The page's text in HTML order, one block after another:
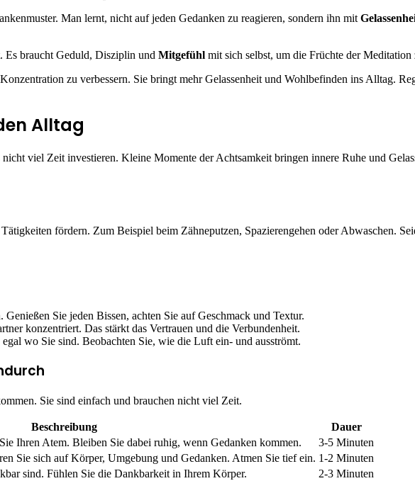
Man lernt, nicht auf jeden Gedanken zu reagieren, sondern ihn mit
Es braucht Geduld, Disziplin und Mitgefühl mit sich selbst, um die Früchte der
zu verbessern. Sie bringt mehr Gelassenheit und Wohlbefinden ins Alltag.
Alltag
viel Zeit investieren. Kleine Momente der Achtsamkeit bringen innere Ruhe und
fördern. Zum Beispiel beim Zähneputzen, Spazierengehen oder Abwaschen.
Sie jeden Bissen, achten Sie auf Geschmack und Textur.
konzentriert. Das stärkt das Vertrauen und die Verbundenheit.
wo Sie sind. Beobachten Sie, wie die Luft ein- und ausströmt.
Sie sind einfach und brauchen nicht viel Zeit.
Beschreibung
Dauer
Ihren Atem. Bleiben Sie dabei ruhig, wenn Gedanken kommen.
3-5 Minuten
Sie sich auf Körper, Umgebung und Gedanken. Atmen Sie tief ein. 1-2 Minuten
sind. Fühlen Sie die Dankbarkeit in Ihrem Körper. 2-3 Minuten